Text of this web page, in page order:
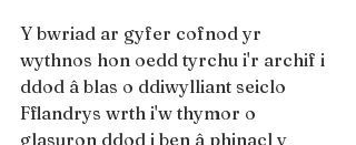
Y bwriad ar gyfer cofnod yr
wythnos hon oedd tyrchu i'r archif i
ddod â blas o ddiwylliant seiclo
Fflandrys wrth i'w thymor o
glasuron ddod i ben â phinacl y